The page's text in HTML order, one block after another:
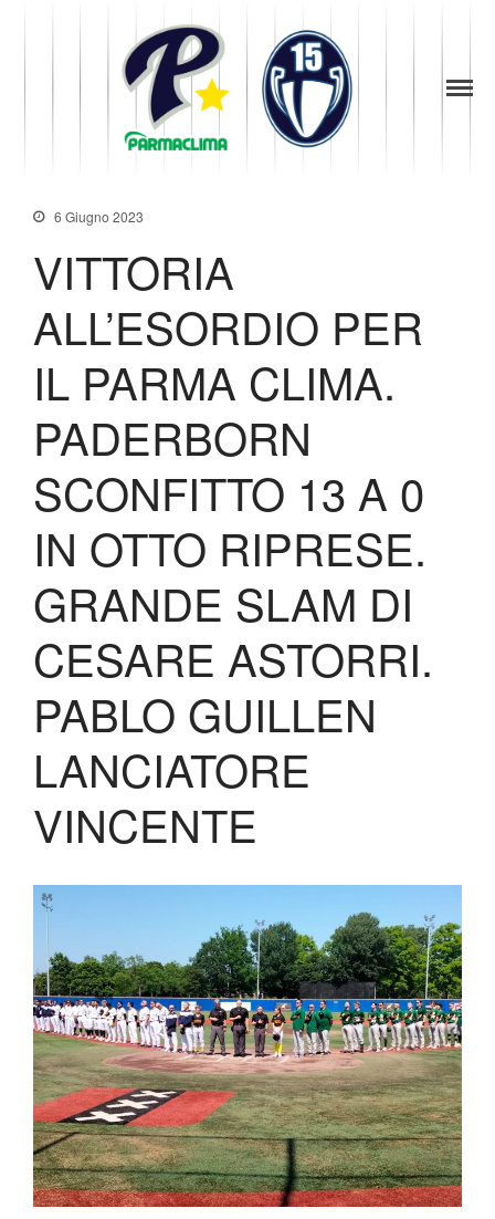
Codice di Condotta
Maglie Ritirate
Partners
Contatti
Biglietteria
Lo Stadio
Shop
6 Giugno 2023
VITTORIA
ALL’ESORDIO PER
IL PARMA CLIMA.
PADERBORN
SCONFITTO 13 A 0
IN OTTO RIPRESE.
GRANDE SLAM DI
CESARE ASTORRI.
PABLO GUILLEN
LANCIATORE
VINCENTE